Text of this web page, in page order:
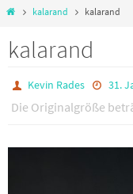
Startkalarand kalarand
kalarand
Kevin Rades 31.
Die Originalgröße